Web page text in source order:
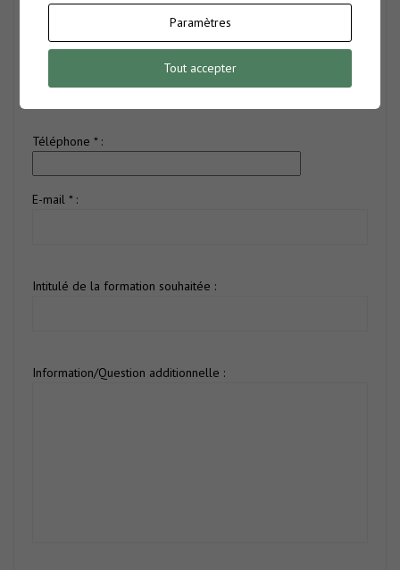
Nom * :
Téléphone * :
E-mail * :
Intitulé de la formation souhaitée :
Information/Question additionnelle :
Paramètres
Tout accepter